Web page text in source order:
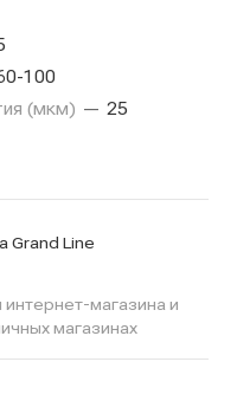
100
(мкм) — 25
Grand Line
магазина и
магазинах